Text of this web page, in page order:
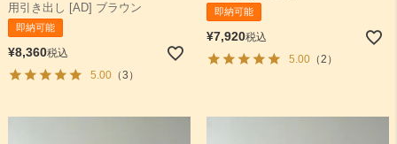
用引き出し [AD] ブラウン
即納可能
¥8,360税込
5.00（3）
即納可能
¥7,920税込
5.00（2）